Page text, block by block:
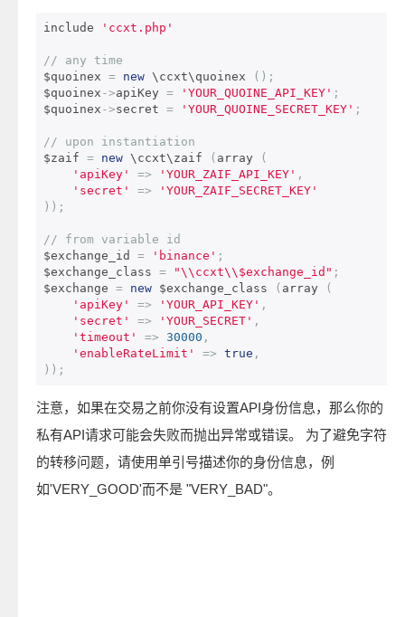
include 'ccxt.php'
// any time
$quoinex = new \ccxt\quoinex
();
$quoinex ->apiKey = 'YOUR_QUOINE_API_KEY' ;
$quoinex ->secret = 'YOUR_QUOINE_SECRET_KEY' ;
// upon instantiation
$zaif = new \ccxt\zaif ( array
(
'apiKey'
=> 'YOUR_ZAIF_API_KEY' ,
'secret'
=>
'YOUR_ZAIF_SECRET_KEY'
));
// from variable id
$exchange_id = 'binance' ;
$exchange_class = "\\ccxt\\$exchange_id" ;
$exchange = new $exchange_class ( array
(
'apiKey'
=> 'YOUR_API_KEY' ,
'secret'
=> 'YOUR_SECRET' ,
'timeout'
=> 30000 ,
'enableRateLimit'
=> true ,
));
注意，如果在交易之前你没有设置API身份信息，那么你的
私有API请求可能会失败而抛出异常或错误。 为了避免字符
的转移问题，请使用单引号描述你的身份信息，例
如'VERY_GOOD'而不是 "VERY_BAD"。